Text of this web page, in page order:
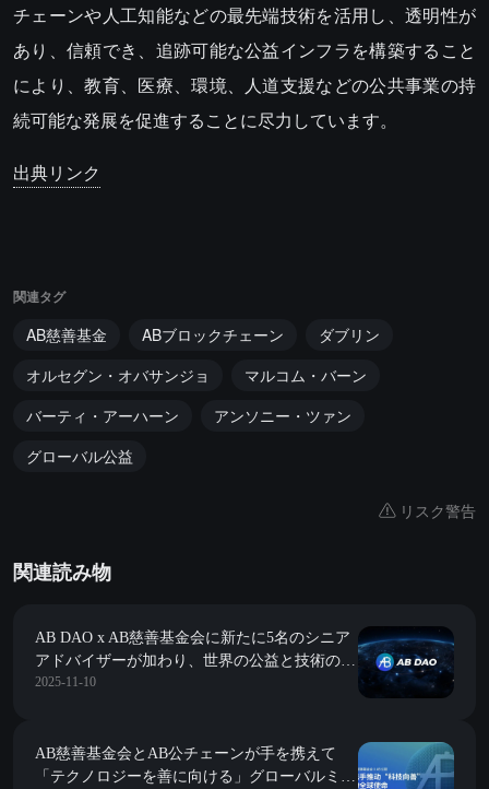
チェーンや人工知能などの最先端技術を活用し、透明性が
あり、信頼でき、追跡可能な公益インフラを構築すること
により、教育、医療、環境、人道支援などの公共事業の持
続可能な発展を促進することに尽力しています。
出典リンク
関連タグ
AB慈善基金 ABブロックチェーン
ダブリン
オルセグン・オバサンジョ
マルコム・バーン
バーティ・アーハーン
アンソニー・ツァン
グローバル公益
リスク警告
関連読み物
AB DAO x AB慈善基金会に新たに5名のシニア
アドバイザーが加わり、世界の公益と技術のエ
ンパワーメントを支援します。
2025-11-10
AB慈善基金会とAB公チェーンが手を携えて
「テクノロジーを善に向ける」グローバルミッ